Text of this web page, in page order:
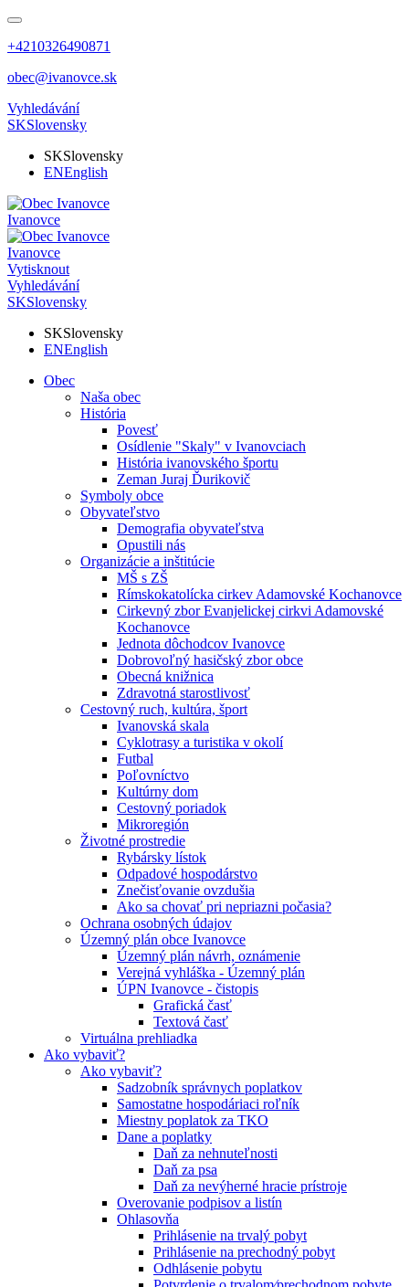
+4210326490871
obec@ivanovce.sk
Vyhledávání
SKSlovensky
SKSlovensky
ENEnglish
Ivanovce
Ivanovce
Vytisknout
Vyhledávání
SKSlovensky
SKSlovensky
ENEnglish
Obec
Naša obec
História
Povesť
Osídlenie "Skaly" v Ivanovciach
História ivanovského športu
Zeman Juraj Ďurikovič
Symboly obce
Obyvateľstvo
Demografia obyvateľstva
Opustili nás
Organizácie a inštitúcie
MŠ s ZŠ
Rímskokatolícka cirkev Adamovské Kochanovce
Cirkevný zbor Evanjelickej cirkvi Adamovské
Kochanovce
Jednota dôchodcov Ivanovce
Dobrovoľný hasičský zbor obce
Obecná knižnica
Zdravotná starostlivosť
Cestovný ruch, kultúra, šport
Ivanovská skala
Cyklotrasy a turistika v okolí
Futbal
Poľovníctvo
Kultúrny dom
Cestovný poriadok
Mikroregión
Životné prostredie
Rybársky lístok
Odpadové hospodárstvo
Znečisťovanie ovzdušia
Ako sa chovať pri nepriazni počasia?
Ochrana osobných údajov
Územný plán obce Ivanovce
Územný plán návrh, oznámenie
Verejná vyhláška - Územný plán
ÚPN Ivanovce - čistopis
Grafická časť
Textová časť
Virtuálna prehliadka
Ako vybaviť?
Ako vybaviť?
Sadzobník správnych poplatkov
Samostatne hospodáriaci roľník
Miestny poplatok za TKO
Dane a poplatky
Daň za nehnuteľnosti
Daň za psa
Daň za nevýherné hracie prístroje
Overovanie podpisov a listín
Ohlasovňa
Prihlásenie na trvalý pobyt
Prihlásenie na prechodný pobyt
Odhlásenie pobytu